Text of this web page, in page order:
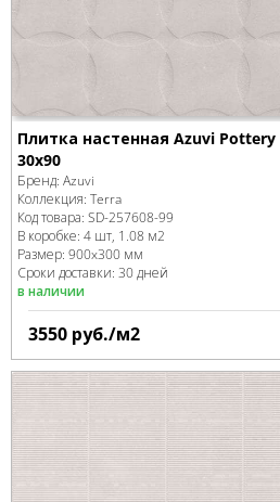
Плитка настенная Azuvi Pottery
30x90
Бренд: Azuvi
Коллекция: Terra
Код товара: SD-257608-99
В коробке: 4 шт, 1.08 м2
Размер: 900x300 мм
Сроки доставки: 30 дней
в наличии
3550 руб./м2